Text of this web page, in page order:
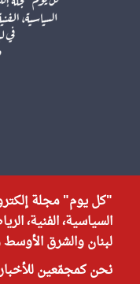
"كل يوم" مجلة
السياسية، الفنية،
لبنان والشرق
نحن كمجمّعين